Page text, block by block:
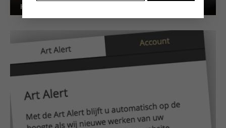
Kunstuitleen voor particulieren